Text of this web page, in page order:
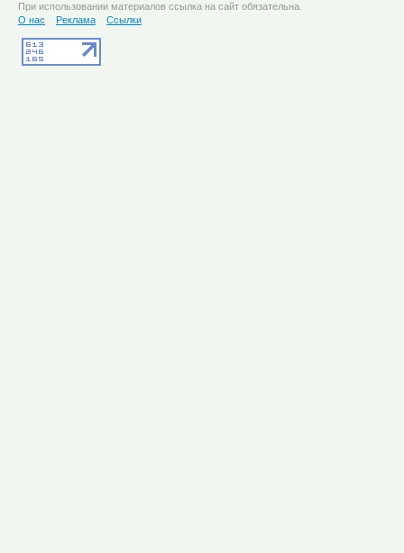
При использовании материалов ссылка на сайт обязательна.
О нас
Реклама Ссылки